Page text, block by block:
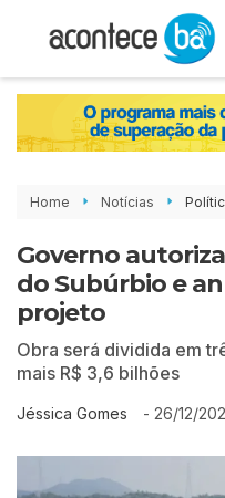
Home Notícias
Governo
do Subúrbio e
projeto
Obra será dividida em
mais R$ 3,6 bilhões
Jéssica Gomes - 26/12/